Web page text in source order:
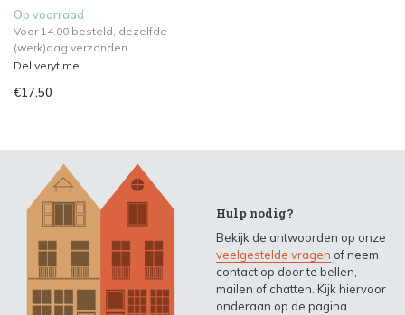
Op voorraad
Voor 14.00 besteld, dezelfde
(werk)dag verzonden.
Deliverytime
€17,50
Hulp nodig?
Bekijk de antwoorden op onze
veelgestelde vragen of neem
contact op door te bellen,
mailen of chatten. Kijk hiervoor
onderaan op de pagina.